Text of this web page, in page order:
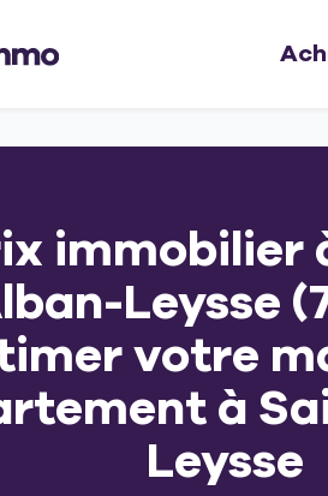
immobilier
Leysse
votre
à
Leysse